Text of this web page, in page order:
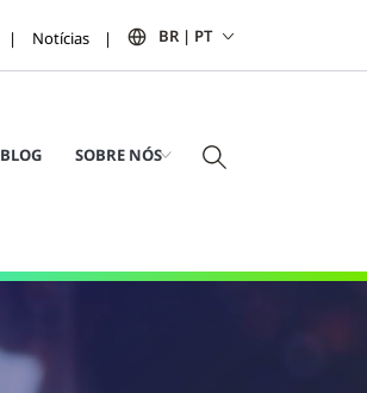
Notícias BR | PT
BLOG SOBRE NÓS